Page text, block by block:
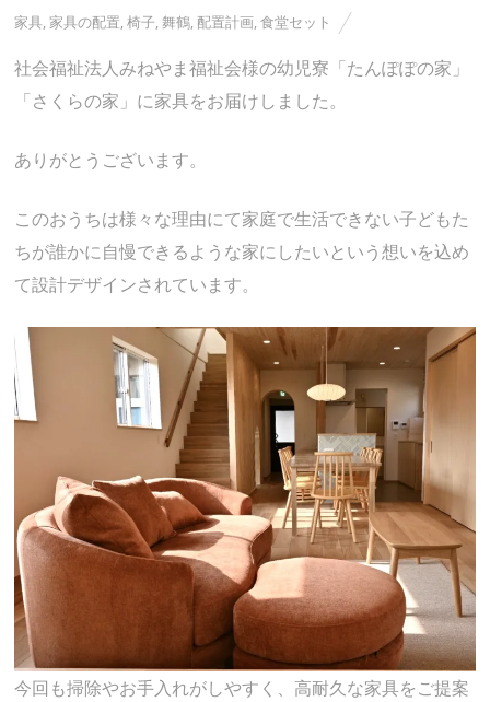
家具 ,家具の配置 ,椅子 ,舞鶴 ,配置計画 ,食堂セット
社会福祉法人みねやま福祉会様の幼児寮「たんぽぽの家」
「さくらの家」に家具をお届けしました。
ありがとうございます。
このおうちは様々な理由にて家庭で生活できない子どもた
ちが誰かに自慢できるような家にしたいという想いを込め
て設計デザインされています。
今回も掃除やお手入れがしやすく、高耐久な家具をご提案